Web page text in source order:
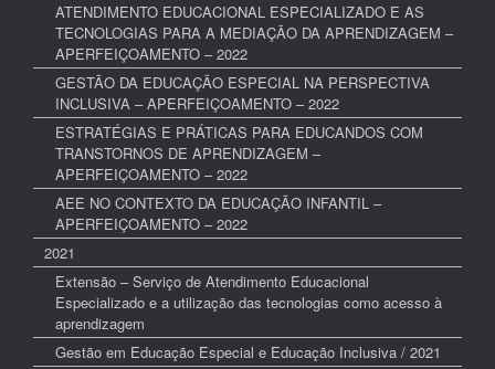
ATENDIMENTO EDUCACIONAL ESPECIALIZADO E AS
TECNOLOGIAS PARA A MEDIAÇÃO DA APRENDIZAGEM –
APERFEIÇOAMENTO – 2022
GESTÃO DA EDUCAÇÃO ESPECIAL NA PERSPECTIVA
INCLUSIVA – APERFEIÇOAMENTO – 2022
ESTRATÉGIAS E PRÁTICAS PARA EDUCANDOS COM
TRANSTORNOS DE APRENDIZAGEM –
APERFEIÇOAMENTO – 2022
AEE NO CONTEXTO DA EDUCAÇÃO INFANTIL –
APERFEIÇOAMENTO – 2022
2021
Extensão – Serviço de Atendimento Educacional
Especializado e a utilização das tecnologias como acesso à
aprendizagem
Gestão em Educação Especial e Educação Inclusiva / 2021